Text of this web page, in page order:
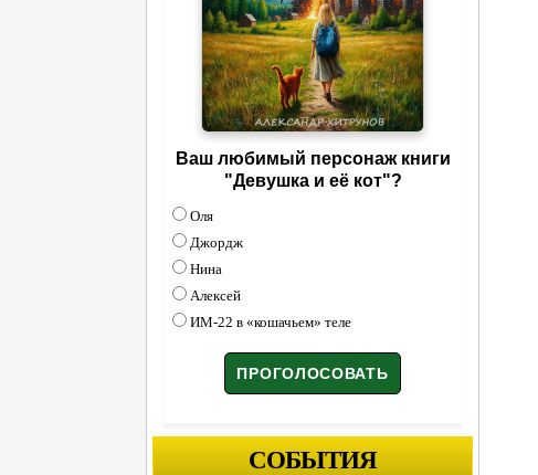
Ваш любимый персонаж книги
"Девушка и её кот"?
Оля
Джордж
Нина
Алексей
ИМ-22 в «кошачьем» теле
СОБЫТИЯ